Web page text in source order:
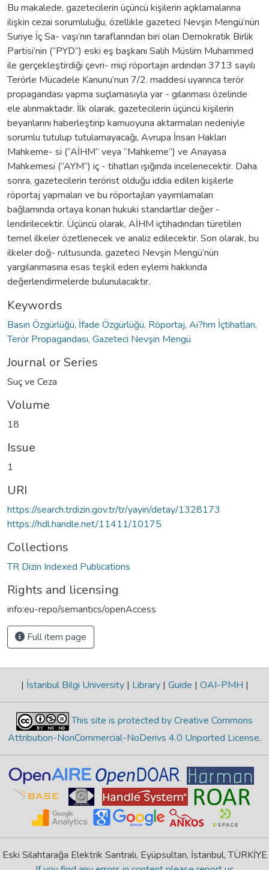
Bu makalede, gazetecilerin üçüncü kişilerin açıklamalarına
ilişkin cezai sorumluluğu, özellikle gazeteci Nevşin Mengü’nün
Suriye İç Sa- vaşı’nın taraflarından biri olan Demokratik Birlik
Partisi’nin (“PYD”) eski eş başkanı Salih Müslim Muhammed
ile gerçekleştirdiği çevri- miçi röportajın ardından 3713 sayılı
Terörle Mücadele Kanunu’nun 7/2. maddesi uyarınca terör
propagandası yapma suçlamasıyla yar - gılanması özelinde
ele alınmaktadır. İlk olarak, gazetecilerin üçüncü kişilerin
beyanlarını haberleştirip kamuoyuna aktarmaları nedeniyle
sorumlu tutulup tutulamayacağı, Avrupa İnsan Hakları
Mahkeme- si (“AİHM” veya “Mahkeme”) ve Anayasa
Mahkemesi (“AYM”) iç - tihatları ışığında incelenecektir. Daha
sonra, gazetecilerin terörist olduğu iddia edilen kişilerle
röportaj yapmaları ve bu röportajları yayımlamaları
bağlamında ortaya konan hukuki standartlar değer -
lendirilecektir. Üçüncü olarak, AİHM içtihadından türetilen
temel ilkeler özetlenecek ve analiz edilecektir. Son olarak, bu
ilkeler doğ- rultusunda, gazeteci Nevşin Mengü’nün
yargılanmasına esas teşkil eden eylemi hakkında
değerlendirmelerde bulunulacaktır.
Keywords
Basın Özgürlüğü, İfade Özgürlüğü, Röportaj, Ai?hm İçtihatları,
Terör Propagandası, Gazeteci Nevşin Mengü
Journal or Series
Suç ve Ceza
Volume
18
Issue
1
URI
https://search.trdizin.gov.tr/tr/yayin/detay/1328173
https://hdl.handle.net/11411/10175
Collections
TR Dizin Indexed Publications
Rights and licensing
info:eu-repo/semantics/openAccess
Full item page
| İstanbul Bilgi University | Library | Guide | OAI-PMH |
This site is protected by Creative Commons
Attribution-NonCommercial-NoDerivs 4.0 Unported License.
Eski Silahtarağa Elektrik Santralı, Eyüpsultan, İstanbul, TÜRKİYE